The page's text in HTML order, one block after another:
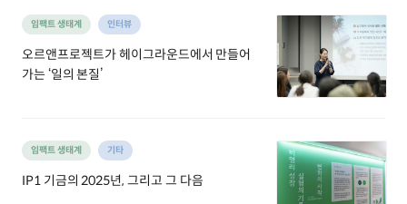
임팩트 생태계 인터뷰
오르앤프로젝트가 헤이그라운드에서 만들어
가는 ‘일의 본질’
임팩트 생태계 기타
IP1 기금의 2025년, 그리고 그 다음